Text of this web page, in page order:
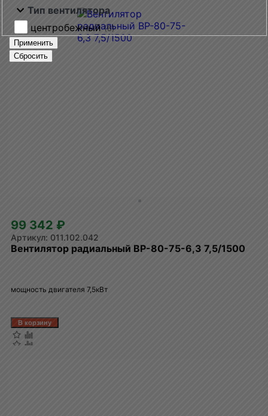
99 342 ₽
011.102.042
Вентилятор радиальный ВР-80-75-6,3 7,5/1500
мощность двигателя 7,5кВт
Тип вентилятора
центробежный(6)
Применить
Сбросить